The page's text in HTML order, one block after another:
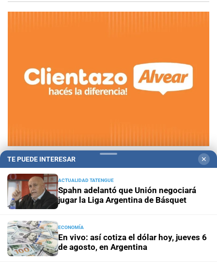
Vigentes hasta el 12 de agosto
Mirá las ofertas en
Alvear Supermercados
Panorama astrológico Horóscopo de hoy 6 de agosto de
2026
Horóscopo del día
Horóscopo de hoy para Piscis: 06 de
agosto de 2026
TE PUEDE INTERESAR ✕
ACTUALIDAD TATENGUE
Spahn adelantó que Unión negociará
jugar la Liga Argentina de Básquet
ECONOMÍA
En vivo: así cotiza el dólar hoy, jueves 6
de agosto, en Argentina